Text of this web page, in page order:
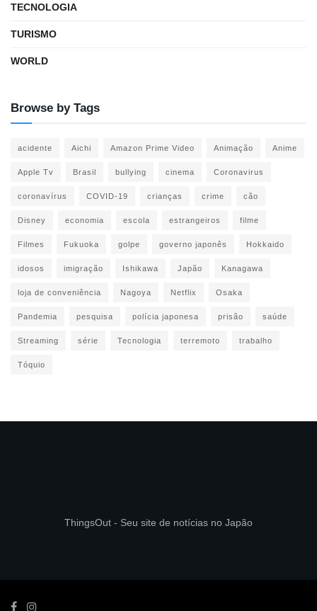
TECNOLOGIA
TURISMO
WORLD
Browse by Tags
acidente Aichi Amazon Prime Video Animação Anime
Apple Tv Brasil bullying cinema Coronavirus
coronavírus COVID-19 crianças crime cão
Disney economia escola estrangeiros filme
Filmes Fukuoka golpe governo japonês Hokkaido
idosos imigração Ishikawa Japão Kanagawa
loja de conveniência Nagoya Netflix Osaka
Pandemia pesquisa polícia japonesa prisão saúde
Streaming série Tecnologia terremoto trabalho
Tóquio
ThingsOut - Seu site de notícias no Japão